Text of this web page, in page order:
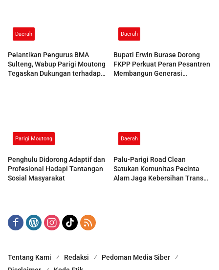
Daerah
Pelantikan Pengurus BMA
Sulteng, Wabup Parigi Moutong
Tegaskan Dukungan terhadap
Daerah
Bupati Erwin Burase Dorong
FKPP Perkuat Peran Pesantren
Membangun Generasi
Parigi Moutong
Penghulu Didorong Adaptif dan
Profesional Hadapi Tantangan
Sosial Masyarakat
Daerah
Palu-Parigi Road Clean
Satukan Komunitas Pecinta
Alam Jaga Kebersihan Trans
Tentang Kami Redaksi
Pedoman Media Siber